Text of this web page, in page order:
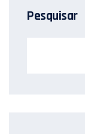
Pesquisar